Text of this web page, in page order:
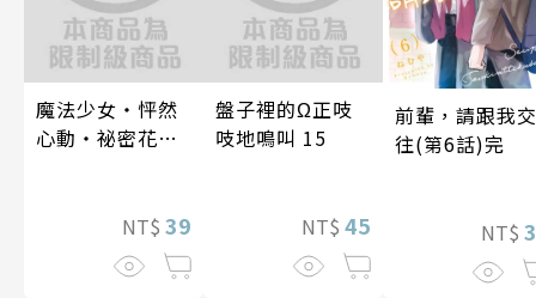
魔法少女・怦然
心動・祕密花招
NT$ 39
盤子裡的Ω正吱
吱地鳴叫 15
NT$ 45
前輩，請跟我交
往(第6話)完
NT$